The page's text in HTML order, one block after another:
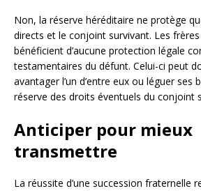
Non, la réserve héréditaire ne protège
directs et le conjoint survivant. Les
bénéficient d’aucune protection légale
testamentaires du défunt. Celui-ci peut
avantager l’un d’entre eux ou léguer ses
réserve des droits éventuels du conjoint
Anticiper pour mieux
transmettre
La réussite d’une succession fraternelle